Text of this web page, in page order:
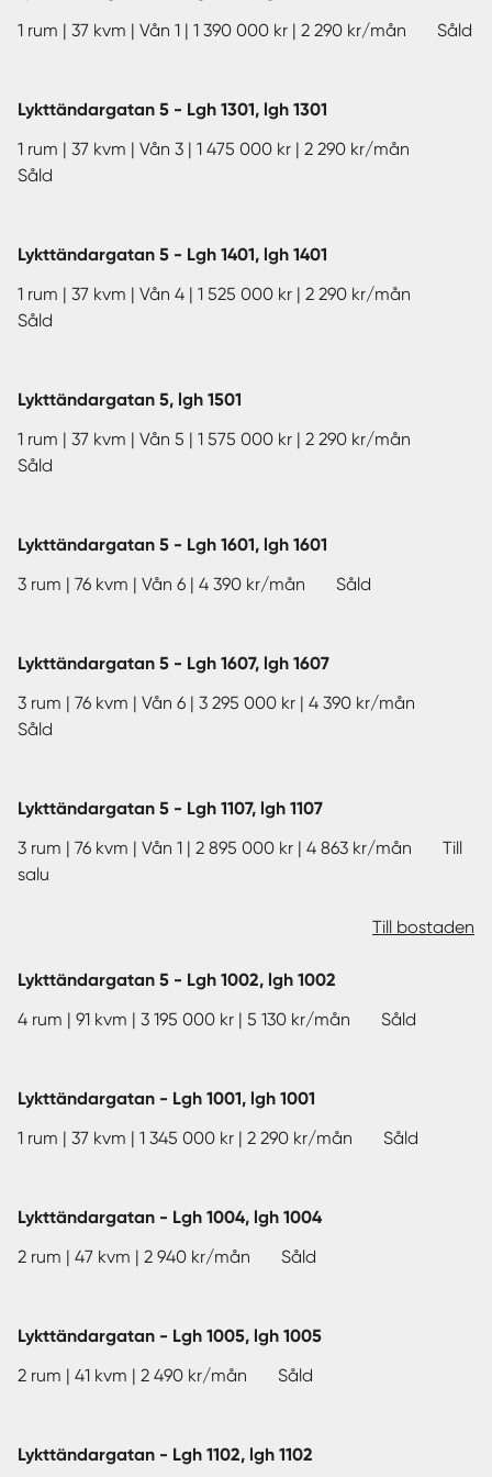
hem för både hälsa och aktivitet. Här finns både
vårdcentral, restauranger och frisör på bekvämt
gångavstånd. På Öster finns flera förskolor och
härifrån. Alldeles intill huskroppen finns en långsträckt
För den som pendlar är det nära till busshållplatsen,
Anmäl ditt intresse eller ring redan idag för personlig
service och mer information om projektet! Se också
vilka lägenheter som fortfarande är lediga.
1 rum | 37 kvm | Vån 1 | 1 390 000 kr | 2 290 kr/mån Såld
Lykttändargatan 5 - Lgh 1301, lgh 1301
1 rum | 37 kvm | Vån 3 | 1 475 000 kr | 2 290 kr/mån
Såld
Lykttändargatan 5 - Lgh 1401, lgh 1401
1 rum | 37 kvm | Vån 4 | 1 525 000 kr | 2 290 kr/mån
Såld
Lykttändargatan 5, lgh 1501
1 rum | 37 kvm | Vån 5 | 1 575 000 kr | 2 290 kr/mån
Såld
Lykttändargatan 5 - Lgh 1601, lgh 1601
3 rum | 76 kvm | Vån 6 | 4 390 kr/mån Såld
Lykttändargatan 5 - Lgh 1607, lgh 1607
3 rum | 76 kvm | Vån 6 | 3 295 000 kr | 4 390 kr/mån
Såld
Lykttändargatan 5 - Lgh 1107, lgh 1107
3 rum | 76 kvm | Vån 1 | 2 895 000 kr | 4 863 kr/mån Till
salu
Till bostaden
Lykttändargatan 5 - Lgh 1002, lgh 1002
4 rum | 91 kvm | 3 195 000 kr | 5 130 kr/mån Såld
Lykttändargatan - Lgh 1001, lgh 1001
1 rum | 37 kvm | 1 345 000 kr | 2 290 kr/mån Såld
Lykttändargatan - Lgh 1004, lgh 1004
2 rum | 47 kvm | 2 940 kr/mån Såld
Lykttändargatan - Lgh 1005, lgh 1005
2 rum | 41 kvm | 2 490 kr/mån Såld
Lykttändargatan - Lgh 1102, lgh 1102